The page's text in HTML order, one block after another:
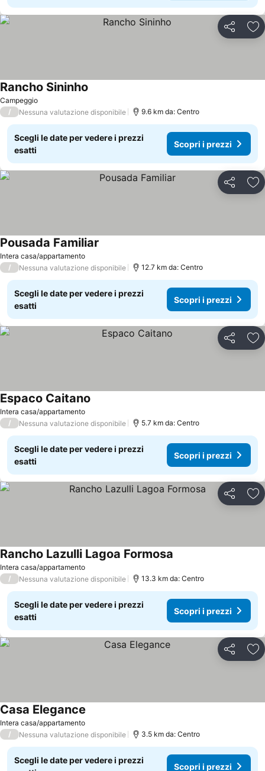
Condividi
Campeggio
Rancho Sininho
/ Nessuna valutazione disponibile 9.6 km da: Centro
Scegli le date per vedere i prezzi
esatti
Scopri i prezzi
Condividi
Intera casa/appartamento
Pousada Familiar
/ Nessuna valutazione disponibile 12.7 km da: Centro
Scegli le date per vedere i prezzi
esatti
Scopri i prezzi
Condividi
Intera casa/appartamento
Espaco Caitano
/ Nessuna valutazione disponibile 5.7 km da: Centro
Scegli le date per vedere i prezzi
esatti
Scopri i prezzi
Condividi
Intera casa/appartamento
Rancho Lazulli Lagoa Formosa
/ Nessuna valutazione disponibile 13.3 km da: Centro
Scegli le date per vedere i prezzi
esatti
Scopri i prezzi
Condividi
Intera casa/appartamento
Casa Elegance
/ Nessuna valutazione disponibile 3.5 km da: Centro
Scegli le date per vedere i prezzi
Scopri i prezzi